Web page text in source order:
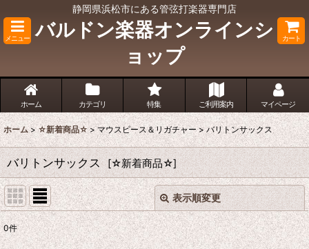
静岡県浜松市にある管弦打楽器専門店
メニュー
バルドン楽器オンラインシ
ョップ
カート
ホーム カテゴリ 特集 ご利用案内 マイページ
ホーム > ☆新着商品☆ > マウスピース＆リガチャー > バリトンサックス
バリトンサックス [☆新着商品☆]
表示順変更
表示数:
閉じる
0件